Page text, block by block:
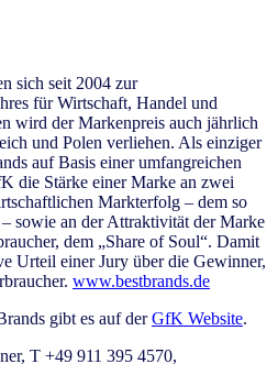
sich seit 2004 zur
für Wirtschaft, Handel und
wird der Markenpreis auch jährlich
und Polen verliehen. Als einziger
auf Basis einer umfangreichen
die Stärke einer Marke an zwei
Markterfolg – dem so
sowie an der Attraktivität der Marke
dem „Share of Soul“. Damit
Urteil einer Jury über die Gewinner,
www.bestbrands.de
gibt es auf derGfK Website.
T +49 911 395 4570,